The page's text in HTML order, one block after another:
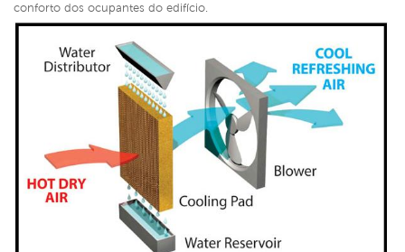
conforto dos ocupantes do edifício.